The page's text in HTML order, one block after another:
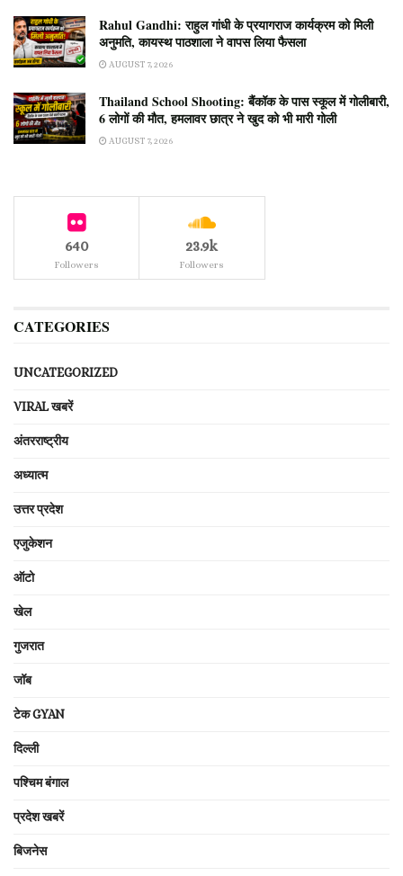
Rahul Gandhi: राहुल गांधी के प्रयागराज कार्यक्रम को मिली
अनुमति, कायस्थ पाठशाला ने वापस लिया फैसला
AUGUST 7, 2026
Thailand School Shooting: बैंकॉक के पास स्कूल में गोलीबारी,
6 लोगों की मौत, हमलावर छात्र ने खुद को भी मारी गोली
AUGUST 7, 2026
640
Followers
23.9k
Followers
CATEGORIES
UNCATEGORIZED
VIRAL खबरें
अंतरराष्ट्रीय
अध्यात्म
उत्तर प्रदेश
एजुकेशन
ऑटो
खेल
गुजरात
जॉब
टेक GYAN
दिल्ली
पश्चिम बंगाल
प्रदेश खबरें
बिजनेस